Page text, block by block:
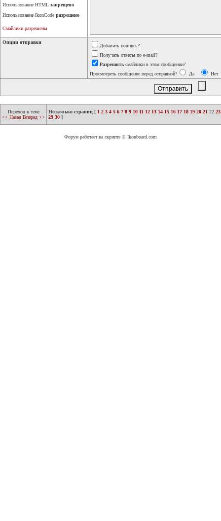
Использование HTML запрещено
Использование IkonCode разрешено
Смайлики разрешены
Опции отправки
Добавить подпись?
Получать ответы по e-mail?
Разрешить смайлики в этом сообщении?
Просмотреть сообщение перед отправкой?
Да Нет
Переход к теме
<< Назад Вперед >>
Несколько страниц [ 1 2 3 4 5 6 7 8 9 10 11 12 13 14 15 16 17 18 19 20 21 22 23
29 30 ]
Форум работает на скрипте © Ikonboard.com